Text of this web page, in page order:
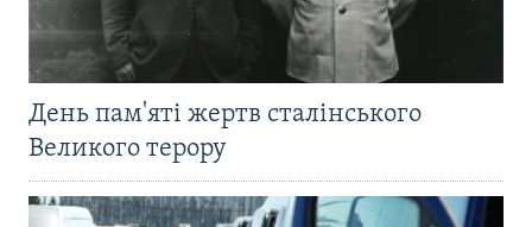
День пам'яті жертв сталінського
Великого терору